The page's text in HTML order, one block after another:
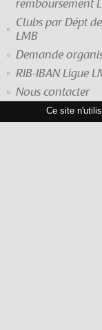
remboursement
Clubs par Dépt
LMB
Demande
RIB-IBAN Ligue
Nous contacter
Ce site